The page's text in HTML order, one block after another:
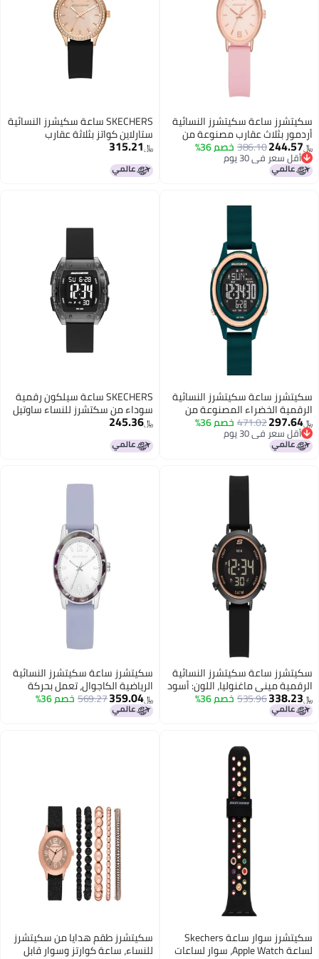
سكيتشرز ساعة سكيتشرز النسائية
أردمور بثلاث عقارب مصنوعة من
السيليكون، اللون: وردي فاتح
(الموديل: SR6297)
﷼‏244.57
386.10خصم 36%
أقل سعر في 30 يوم
أقل سعر في 30 يوم
SKECHERS ساعة سكيشرز النسائية
ستارلاين كواتز بثلاثة عقارب
﷼‏ 315.21
سكيتشرز ساعة سكيتشرز النسائية
الرقمية الخضراء المصنوعة من
السيليكون (موديل: SR6349)
﷼‏297.64
471.02خصم 36%
أقل سعر في 30 يوم
أقل سعر في 30 يوم
SKECHERS ساعة سيلكون رقمية
سوداء من سكتشرز للنساء ساوتيل
﷼‏245.36
سكيتشرز ساعة سكيتشرز النسائية
الرقمية ميني ماغنوليا، اللون: أسود
(الموديل: SR6256)
﷼‏338.23
535.96خصم 36%
سكيتشرز ساعة سكيتشرز النسائية
الرياضية الكاجوال، تعمل بحركة
كوارتز تناظرية، مصنوعة من
السيليكون أو الجلد، لون بنفسجي/
﷼‏359.04
569.27خصم 36%
سكيتشرز سوار ساعة Skechers
لساعة Apple Watch، سوار لساعات
سكيتشرز طقم هدايا من سكيتشرز
للنساء، ساعة كوارتز وسوار قابل